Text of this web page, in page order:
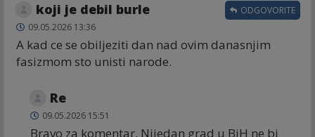
koji je debil burle
09.05.2026 13:36
A kad ce se obiljeziti dan nad ovim danasnjim
fasizmom sto unisti narode.
ODGOVORITE
Re
09.05.2026 15:51
Bravo za komentar. Nijedan grad u BiH ne bi